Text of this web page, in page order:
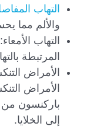
التهاب
والألم مما
التهاب
المرتبطة
الأمراض
الأمراض
باركنسون
إلى الخلايا.